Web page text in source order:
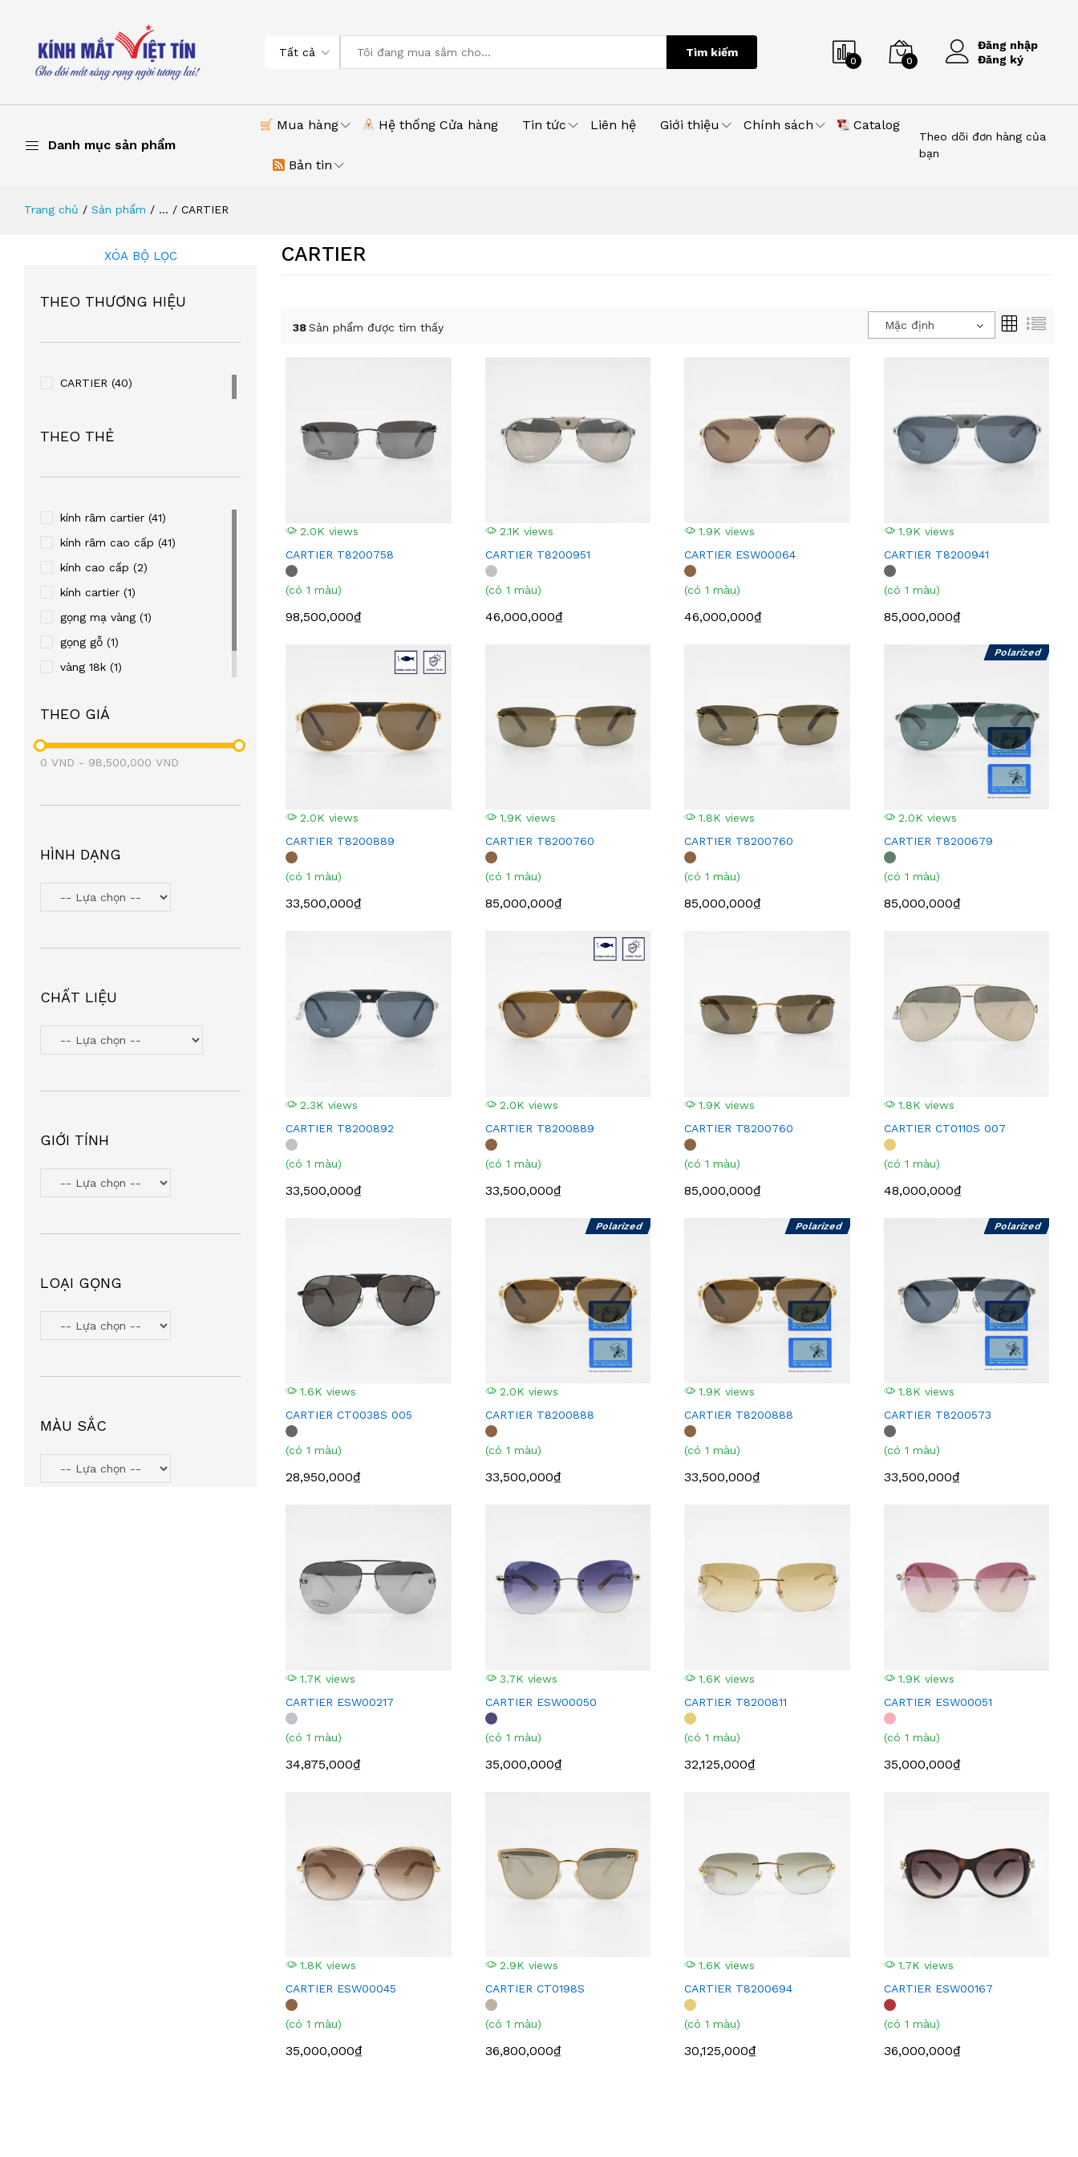
Tất cả Tìm kiếm
0 0
Đăng nhập
Đăng ký
Danh mục sản phẩm
Mua hàng Hệ thống Cửa hàng Tin tức Liên hệ Giới thiệu Chính sách Catalog
Bản tin
Theo dõi đơn hàng của
bạn
Trang chủ Sản phẩm ... CARTIER
XÓA BỘ LỌC
THEO THƯƠNG HIỆU
CARTIER (40)
THEO THẺ
kính râm cartier (41)
kính râm cao cấp (41)
kính cao cấp (2)
kính cartier (1)
gọng mạ vàng (1)
gọng gỗ (1)
vàng 18k (1)
THEO GIÁ
0 VND - 98,500,000 VND
HÌNH DẠNG
CHẤT LIỆU
GIỚI TÍNH
LOẠI GỌNG
MÀU SẮC
CARTIER
38Sản phẩm được tìm thấy Mặc định
2.0K views
CARTIER T8200758
(có 1 màu)
98,500,000₫
2.1K views
CARTIER T8200951
(có 1 màu)
46,000,000₫
1.9K views
CARTIER ESW00064
(có 1 màu)
46,000,000₫
1.9K views
CARTIER T8200941
(có 1 màu)
85,000,000₫
2.0K views
CARTIER T8200889
(có 1 màu)
33,500,000₫
1.9K views
CARTIER T8200760
(có 1 màu)
85,000,000₫
1.8K views
CARTIER T8200760
(có 1 màu)
85,000,000₫
2.0K views
Polarized
CARTIER T8200679
(có 1 màu)
85,000,000₫
2.3K views
CARTIER T8200892
(có 1 màu)
33,500,000₫
2.0K views
CARTIER T8200889
(có 1 màu)
33,500,000₫
1.9K views
CARTIER T8200760
(có 1 màu)
85,000,000₫
1.8K views
CARTIER CT0110S 007
(có 1 màu)
48,000,000₫
1.6K views
CARTIER CT0038S 005
(có 1 màu)
28,950,000₫
2.0K views
Polarized
CARTIER T8200888
(có 1 màu)
33,500,000₫
1.9K views
Polarized
CARTIER T8200888
(có 1 màu)
33,500,000₫
1.8K views
Polarized
CARTIER T8200573
(có 1 màu)
33,500,000₫
1.7K views
CARTIER ESW00217
(có 1 màu)
34,875,000₫
3.7K views
CARTIER ESW00050
(có 1 màu)
35,000,000₫
1.6K views
CARTIER T8200811
(có 1 màu)
32,125,000₫
1.9K views
CARTIER ESW00051
(có 1 màu)
35,000,000₫
1.8K views
CARTIER ESW00045
(có 1 màu)
35,000,000₫
2.9K views
CARTIER CT0198S
(có 1 màu)
36,800,000₫
1.6K views
CARTIER T8200694
(có 1 màu)
30,125,000₫
1.7K views
CARTIER ESW00167
(có 1 màu)
36,000,000₫